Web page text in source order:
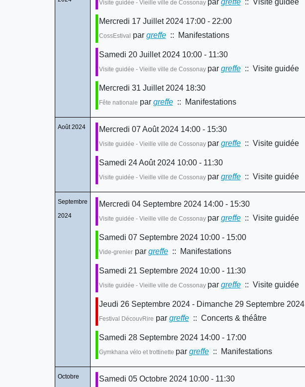
Visite guidée - Vieille ville de Cossonay
Mercredi 17 Juillet 2024 17:00 - 22:00
CossEstival par greffe:: Manifestations
Samedi 20 Juillet 2024 10:00 - 11:30
Visite guidée - Vieille ville de Cossonay par greffe:: Visite guidée
Mercredi 31 Juillet 2024 18:30
Fête nationale par greffe:: Manifestations
Août 2024 Mercredi 07 Août 2024 14:00 - 15:30
Visite guidée - Vieille ville de Cossonay par greffe:: Visite guidée
Samedi 24 Août 2024 10:00 - 11:30
Visite guidée - Vieille ville de Cossonay par greffe:: Visite guidée
Septembre
2024
Mercredi 04 Septembre 2024 14:00 - 15:30
Visite guidée - Vieille ville de Cossonay par greffe:: Visite guidée
Samedi 07 Septembre 2024 10:00 - 15:00
Vide-grenierpar greffe:: Manifestations
Samedi 21 Septembre 2024 10:00 - 11:30
Visite guidée - Vieille ville de Cossonay par greffe:: Visite guidée
Jeudi 26 Septembre 2024 - Dimanche 29 Septembre 2024
Festival DécouvRire par greffe:: Concerts & théâtre
Samedi 28 Septembre 2024 14:00 - 17:00
Gymkhana vélo et trottinette par greffe:: Manifestations
Octobre
Samedi 05 Octobre 2024 10:00 - 11:30